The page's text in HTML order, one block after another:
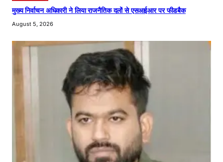
मुख्य निर्वाचन अधिकारी ने लिया राजनैतिक दलों से एसआईआर पर फीडबैक
August 5, 2026